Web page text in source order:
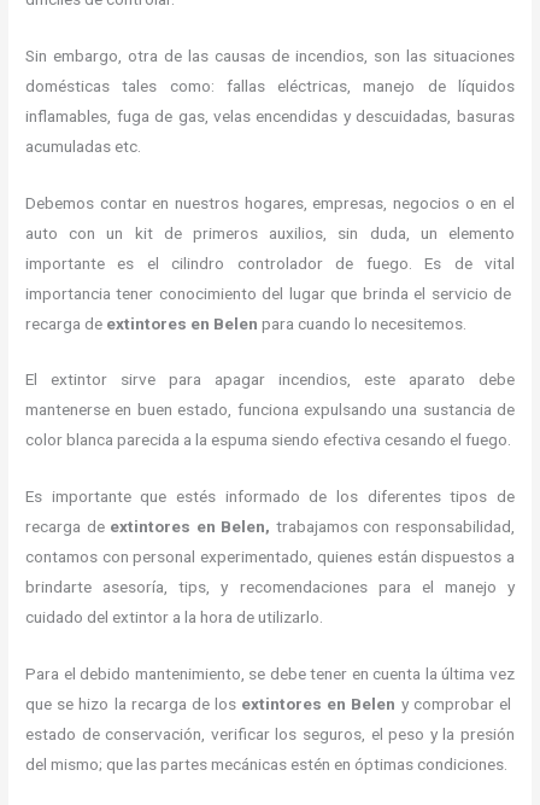
Sin embargo, otra de las causas de incendios, son las situaciones
domésticas tales como: fallas eléctricas, manejo de líquidos
inflamables, fuga de gas, velas encendidas y descuidadas, basuras
acumuladas etc.
Debemos contar en nuestros hogares, empresas, negocios o en el
auto con un kit de primeros auxilios, sin duda, un elemento
importante es el cilindro controlador de fuego. Es de vital
importancia tener conocimiento del lugar que brinda el servicio de
recarga de extintores en Belenpara cuando lo necesitemos.
El extintor sirve para apagar incendios, este aparato debe
mantenerse en buen estado, funciona expulsando una sustancia de
color blanca parecida a la espuma siendo efectiva cesando el fuego.
Es importante que estés informado de los diferentes tipos de
recarga de extintores en Belen, trabajamos con responsabilidad,
contamos con personal experimentado, quienes están dispuestos a
brindarte asesoría, tips, y recomendaciones para el manejo y
cuidado del extintor a la hora de utilizarlo.
Para el debido mantenimiento, se debe tener en cuenta la última vez
que se hizo la recarga de los extintores en Belen y comprobar el
estado de conservación, verificar los seguros, el peso y la presión
del mismo; que las partes mecánicas estén en óptimas condiciones.